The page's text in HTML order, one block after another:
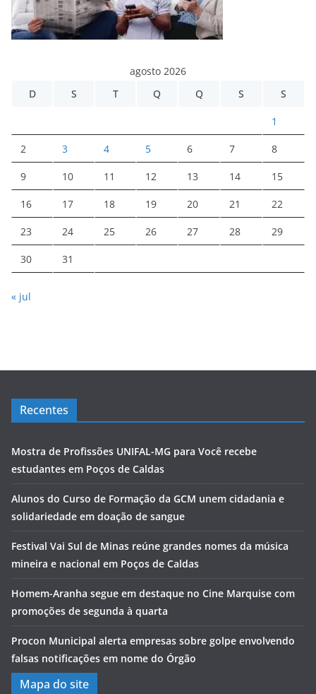
agosto 2026
D
S T Q Q S S
1
2 3 4 5 6 7 8
9 10 11 12 13 14 15
16 17 18 19 20 21 22
23 24 25 26 27 28 29
30 31
« jul
Recentes
Mostra de Profissões UNIFAL-MG para Você recebe
estudantes em Poços de Caldas
Alunos do Curso de Formação da GCM unem cidadania e
solidariedade em doação de sangue
Festival Vai Sul de Minas reúne grandes nomes da música
mineira e nacional em Poços de Caldas
Homem-Aranha segue em destaque no Cine Marquise com
promoções de segunda à quarta
Procon Municipal alerta empresas sobre golpe envolvendo
falsas notificações em nome do Órgão
Mapa do site